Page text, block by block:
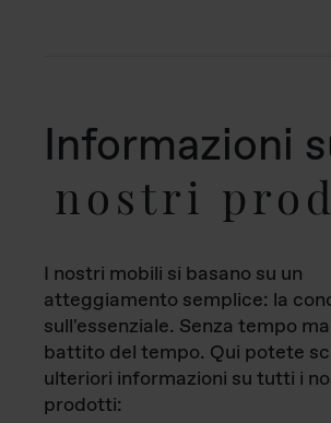
Informazioni
nostri
I nostri mobili si basano su un
atteggiamento semplice: la
sull'essenziale. Senza tempo
battito del tempo. Qui potete
ulteriori informazioni su tutti i
prodotti: